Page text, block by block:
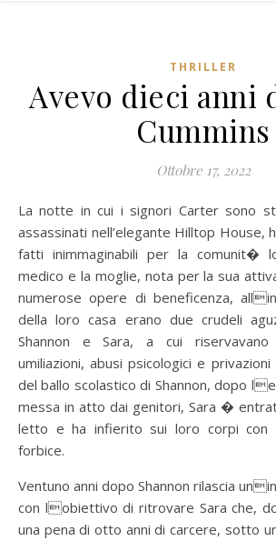
THRILLER
Avevo dieci anni
Cummins
Ottobre 17, 2022
La notte in cui i signori Carter sono stati orrendamente
assassinati nell’elegante Hilltop House,
fatti inimmaginabili per la comunit�
medico e la moglie, nota per la sua
numerose opere di beneficenza,
della loro casa erano due crudeli
Shannon e Sara, a cui riservavano
umiliazioni, abusi psicologici e
del ballo scolastico di Shannon, dopo
messa in atto dai genitori, Sara �
letto e ha infierito sui loro corpi con
forbice.
Ventuno anni dopo Shannon rilascia
con lobiettivo di ritrovare Sara che,
una pena di otto anni di carcere, sotto